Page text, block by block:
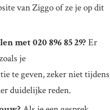
van Ziggo of ze je op dit
met 020 896 85 29? Er
je
te geven, zeker niet tijdens
duidelijke reden.